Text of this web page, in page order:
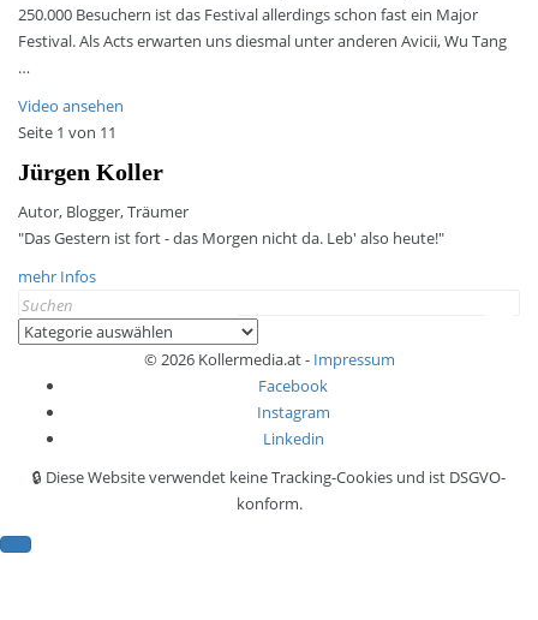
250.000 Besuchern ist das Festival allerdings schon fast ein Major
Festival. Als Acts erwarten uns diesmal unter anderen Avicii, Wu Tang
…
Video ansehen
Seite 1 von 11
Jürgen Koller
Autor, Blogger, Träumer
"Das Gestern ist fort - das Morgen nicht da. Leb' also heute!"
mehr Infos
Search
for:
Kategorien
© 2026 Kollermedia.at - Impressum
Facebook
Instagram
Linkedin
🔒 Diese Website verwendet keine Tracking-Cookies und ist DSGVO-
konform.